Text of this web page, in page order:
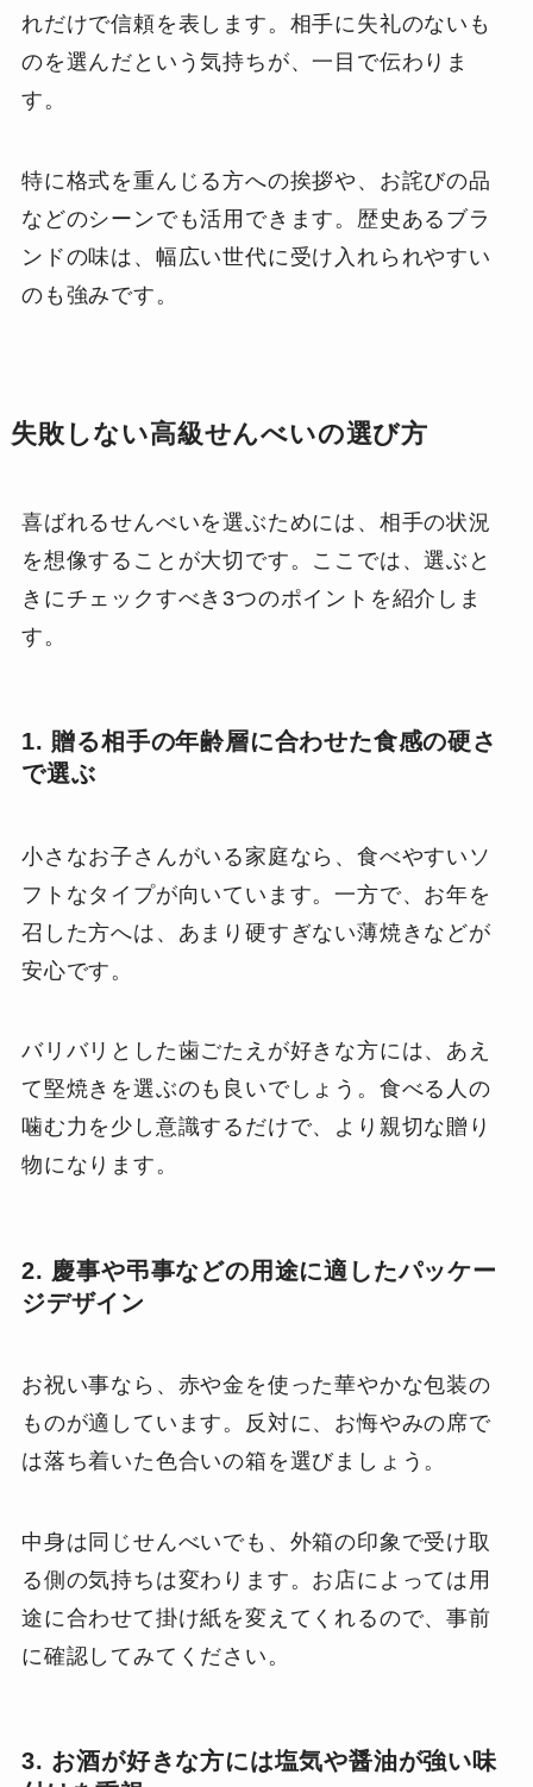
れだけで信頼を表します。相手に失礼のないも
のを選んだという気持ちが、一目で伝わりま
す。
特に格式を重んじる方への挨拶や、お詫びの品
などのシーンでも活用できます。歴史あるブラ
ンドの味は、幅広い世代に受け入れられやすい
のも強みです。
失敗しない高級せんべいの選び方
喜ばれるせんべいを選ぶためには、相手の状況
を想像することが大切です。ここでは、選ぶと
きにチェックすべき3つのポイントを紹介しま
す。
1. 贈る相手の年齢層に合わせた食感の硬さ
で選ぶ
小さなお子さんがいる家庭なら、食べやすいソ
フトなタイプが向いています。一方で、お年を
召した方へは、あまり硬すぎない薄焼きなどが
安心です。
バリバリとした歯ごたえが好きな方には、あえ
て堅焼きを選ぶのも良いでしょう。食べる人の
噛む力を少し意識するだけで、より親切な贈り
物になります。
2. 慶事や弔事などの用途に適したパッケー
ジデザイン
お祝い事なら、赤や金を使った華やかな包装の
ものが適しています。反対に、お悔やみの席で
は落ち着いた色合いの箱を選びましょう。
中身は同じせんべいでも、外箱の印象で受け取
る側の気持ちは変わります。お店によっては用
途に合わせて掛け紙を変えてくれるので、事前
に確認してみてください。
3. お酒が好きな方には塩気や醤油が強い味